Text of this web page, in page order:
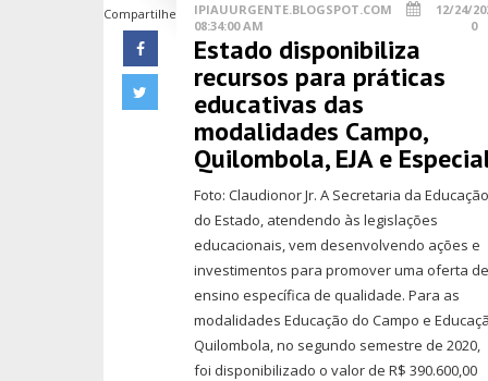
Compartilhe IPIAUURGENTE.BLOGSPOT.COM
12/24/
08:34:00 AM
0
Estado disponibiliza
recursos para práticas
educativas das
modalidades Campo,
Quilombola, EJA e
Foto: Claudionor Jr. A Secretaria da
do Estado, atendendo às legislações
educacionais, vem desenvolvendo ações e
investimentos para promover uma oferta
ensino específica de qualidade. Para as
modalidades Educação do Campo e
Quilombola, no segundo semestre de 2020,
foi disponibilizado o valor de R$ 390.600,00